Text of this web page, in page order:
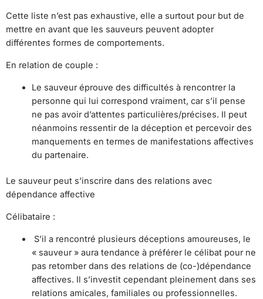
Cette liste n’est pas exhaustive, elle a surtout pour but de
mettre en avant que les sauveurs peuvent adopter
différentes formes de comportements.
En relation de couple :
Le sauveur éprouve des difficultés à rencontrer la
personne qui lui correspond vraiment, car s’il pense
ne pas avoir d’attentes particulières/précises. Il peut
néanmoins ressentir de la déception et percevoir des
manquements en termes de manifestations affectives
du partenaire.
Le sauveur peut s’inscrire dans des relations avec
dépendance affective
Célibataire :
S’il a rencontré plusieurs déceptions amoureuses, le
« sauveur » aura tendance à préférer le célibat pour ne
pas retomber dans des relations de (co-)dépendance
affectives. Il s’investit cependant pleinement dans ses
relations amicales, familiales ou professionnelles.